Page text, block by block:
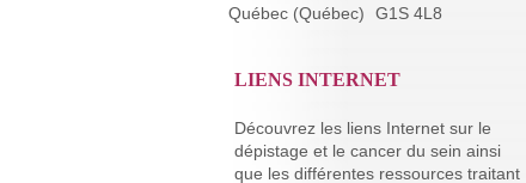
Québec (Québec)
G1S 4L8
LIENS INTERNET
Découvrez les liens Internet sur le
dépistage et le cancer du sein ainsi
que les différentes ressources traitant